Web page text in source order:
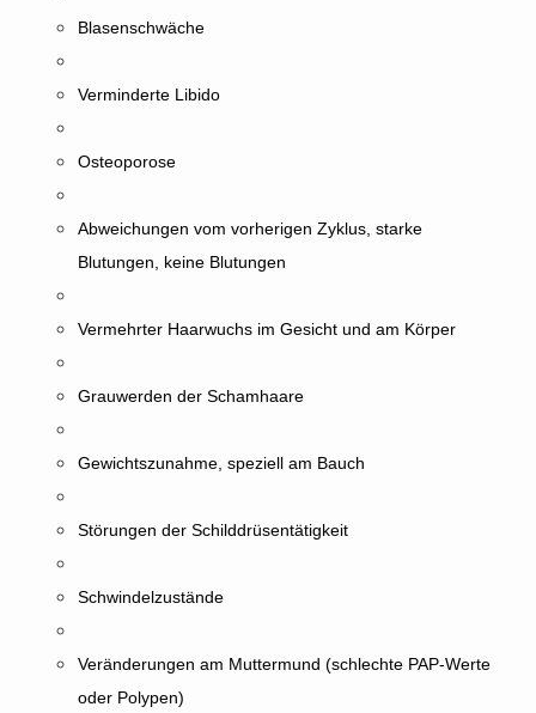
Blasenschwäche
Verminderte Libido
Osteoporose
Abweichungen vom vorherigen Zyklus, starke
Blutungen, keine Blutungen
Vermehrter Haarwuchs im Gesicht und am Körper
Grauwerden der Schamhaare
Gewichtszunahme, speziell am Bauch
Störungen der Schilddrüsentätigkeit
Schwindelzustände
Veränderungen am Muttermund (schlechte PAP-Werte
oder Polypen)